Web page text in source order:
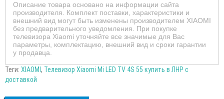
Описание товара основано на информации сайта
производителя. Комплект поставки, характеристики и
внешний вид могут быть изменены производителем XIAOMI
без предварительного уведомления. При покупке
телевизора Xiaomi уточняйте все значимые для Вас
параметры, комплектацию, внешний вид и сроки гарантии
у продавца.
Теги: XIAOMI , Телевизор Xiaomi Mi LED TV 4S 55 купить в ЛНР с
доставкой